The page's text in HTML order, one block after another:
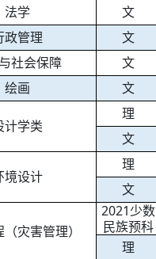
法学
文
政管理
文
社会保障
文
绘画 文
计学类
理
文
境设计
理
文
灾害管理）
2021少数
民族预科
理